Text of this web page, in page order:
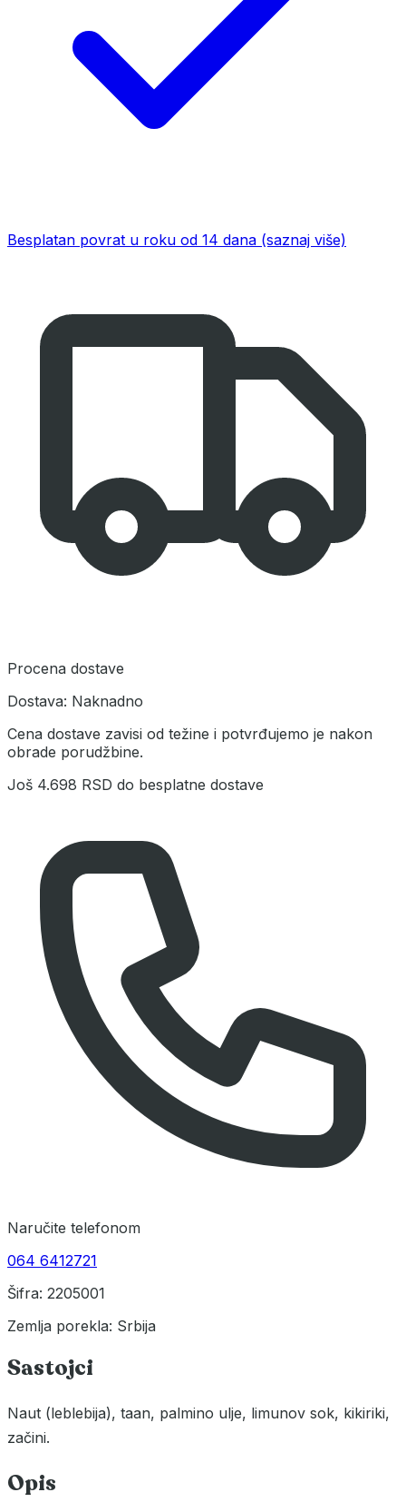
Besplatan povrat u roku od 14 dana (saznaj više)
Procena dostave
Dostava: Naknadno
Cena dostave zavisi od težine i potvrđujemo je nakon
obrade porudžbine.
Još 4.698 RSD do besplatne dostave
Naručite telefonom
064 6412721
Šifra: 2205001
Zemlja porekla: Srbija
Sastojci
Naut (leblebija), taan, palmino ulje, limunov sok, kikiriki,
začini.
Opis